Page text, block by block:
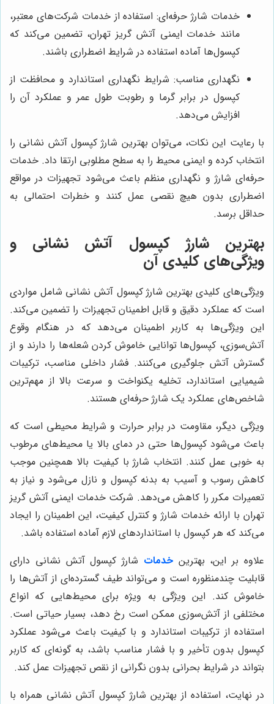
خدمات شارژ حرفه‌ای: استفاده از خدمات شرکت‌های معتبر،
مانند خدمات ایمنی آتش گریز تهران، تضمین می‌کند که
کپسول‌ها آماده استفاده در شرایط اضطراری باشند.
نگهداری مناسب: شرایط نگهداری استاندارد و محافظت از
کپسول در برابر گرما و رطوبت طول عمر و عملکرد آن را
افزایش می‌دهد.
با رعایت این نکات، می‌توان بهترین شارژ کپسول آتش نشانی را
انتخاب کرده و ایمنی محیط را به سطح مطلوبی ارتقا داد. خدمات
حرفه‌ای شارژ و نگهداری منظم باعث می‌شود تجهیزات در مواقع
اضطراری بدون هیچ نقصی عمل کنند و خطرات احتمالی به
حداقل برسد.
بهترین شارژ کپسول آتش نشانی و
ویژگی‌های کلیدی آن
ویژگی‌های کلیدی بهترین شارژ کپسول آتش نشانی شامل مواردی
است که عملکرد دقیق و قابل اطمینان تجهیزات را تضمین می‌کند.
این ویژگی‌ها به کاربر اطمینان می‌دهد که در هنگام وقوع
آتش‌سوزی، کپسول‌ها توانایی خاموش کردن شعله‌ها را دارند و از
گسترش آتش جلوگیری می‌کنند. فشار داخلی مناسب، ترکیبات
شیمیایی استاندارد، تخلیه یکنواخت و سرعت بالا از مهم‌ترین
شاخص‌های عملکرد یک شارژ حرفه‌ای هستند.
ویژگی دیگر، مقاومت در برابر حرارت و شرایط محیطی است که
باعث می‌شود کپسول‌ها حتی در دمای بالا یا محیط‌های مرطوب
به خوبی عمل کنند. انتخاب شارژ با کیفیت بالا همچنین موجب
کاهش رسوب و آسیب به بدنه کپسول و نازل می‌شود و نیاز به
تعمیرات مکرر را کاهش می‌دهد. شرکت خدمات ایمنی آتش گریز
تهران با ارائه خدمات شارژ و کنترل کیفیت، این اطمینان را ایجاد
می‌کند که هر کپسول با استانداردهای لازم آماده استفاده باشد.
علاوه بر این، بهترینخدمات شارژ کپسول آتش نشانی دارای
قابلیت چندمنظوره است و می‌تواند طیف گسترده‌ای از آتش‌ها را
خاموش کند. این ویژگی به ویژه برای محیط‌هایی که انواع
مختلفی از آتش‌سوزی ممکن است رخ دهد، بسیار حیاتی است.
استفاده از ترکیبات استاندارد و با کیفیت باعث می‌شود عملکرد
کپسول بدون تأخیر و با فشار مناسب باشد، به گونه‌ای که کاربر
بتواند در شرایط بحرانی بدون نگرانی از نقص تجهیزات عمل کند.
در نهایت، استفاده از بهترین شارژ کپسول آتش نشانی همراه با